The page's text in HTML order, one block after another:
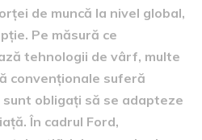
de muncă la nivel global,
Pe măsură ce
tehnologii de vârf, multe
convenționale suferă
obligați să se adapteze
În cadrul Ford,